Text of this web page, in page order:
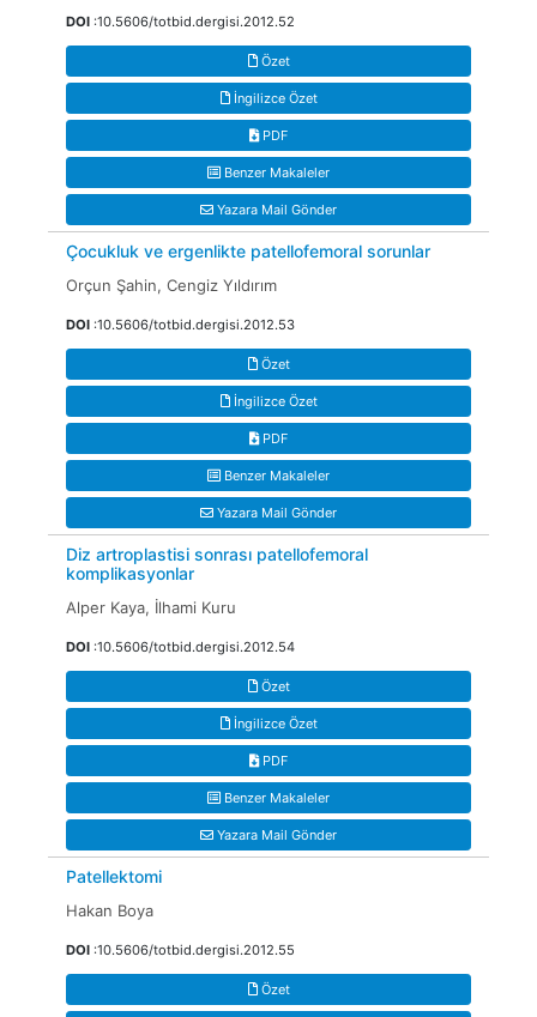
DOI :10.5606/totbid.dergisi.2012.52
Özet
İngilizce Özet
PDF
Benzer Makaleler
Yazara Mail Gönder
Çocukluk ve ergenlikte patellofemoral sorunlar
Orçun Şahin, Cengiz Yıldırım
DOI :10.5606/totbid.dergisi.2012.53
Özet
İngilizce Özet
PDF
Benzer Makaleler
Yazara Mail Gönder
Diz artroplastisi sonrası patellofemoral
komplikasyonlar
Alper Kaya, İlhami Kuru
DOI :10.5606/totbid.dergisi.2012.54
Özet
İngilizce Özet
PDF
Benzer Makaleler
Yazara Mail Gönder
Patellektomi
Hakan Boya
DOI :10.5606/totbid.dergisi.2012.55
Özet